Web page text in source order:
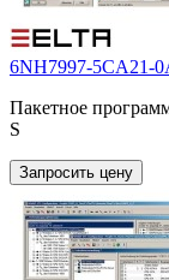
6NH7997-5CA21-
Пакетное
S
Запросить цену